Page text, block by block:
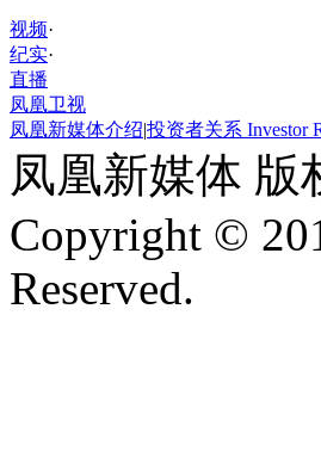
视频·
纪实·
直播
凤凰卫视
凤凰新媒体介绍|投资者关系 Investor
凤凰新媒体 版
Copyright ©
Reserved.